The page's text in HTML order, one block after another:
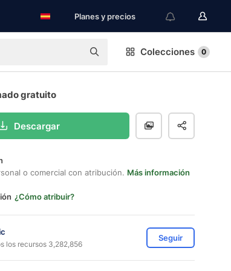
Planes y precios
Colecciones 0
gratuito
Descargar
o comercial con atribución. Más información
¿Cómo atribuir?
los recursos 3,282,856
Seguir